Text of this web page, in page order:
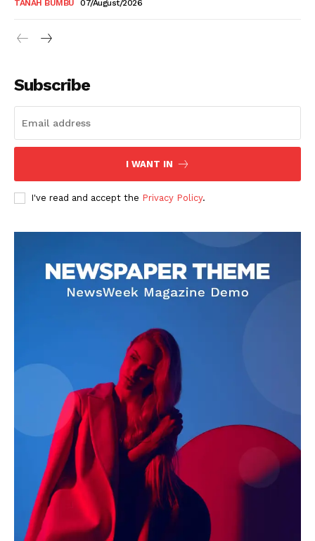
TANAH BUMBU 07/August/2026
Subscribe
I WANT IN
I've read and accept the Privacy Policy.